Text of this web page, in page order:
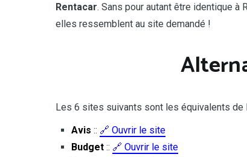
Rentacar. Sans pour autant être identique à
elles ressemblent au site demandé !
Les 6 sites suivants sont les équivalents de
Avis :: 🔗 Ouvrir le site
Budget :: 🔗 Ouvrir le site